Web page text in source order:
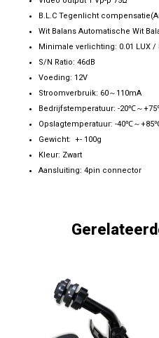
B.L.C Tegenlicht
Wit Balans Automatische Wit
Minimale verlichting: 0.01 LUX /
S/N Ratio: 46dB
Voeding: 12V
Stroomverbruik: 60～110mA
Bedrijfstemperatuur: -20℃～
Opslagtemperatuur: -40℃～
Gewicht: +- 100g
Kleur: Zwart
Aansluiting: 4pin connector